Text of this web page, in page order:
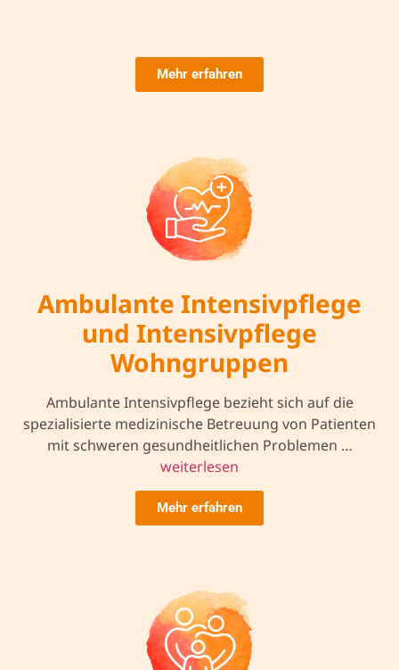
Mehr erfahren
Ambulante Intensivpflege
und Intensivpflege
Wohngruppen
Ambulante Intensivpflege bezieht sich auf die
spezialisierte medizinische Betreuung von Patienten
mit schweren gesundheitlichen Problemen …
weiterlesen
Mehr erfahren